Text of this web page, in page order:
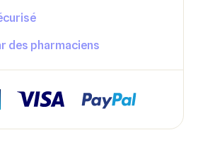
des pharmaciens
pour ajouter des produits à votre